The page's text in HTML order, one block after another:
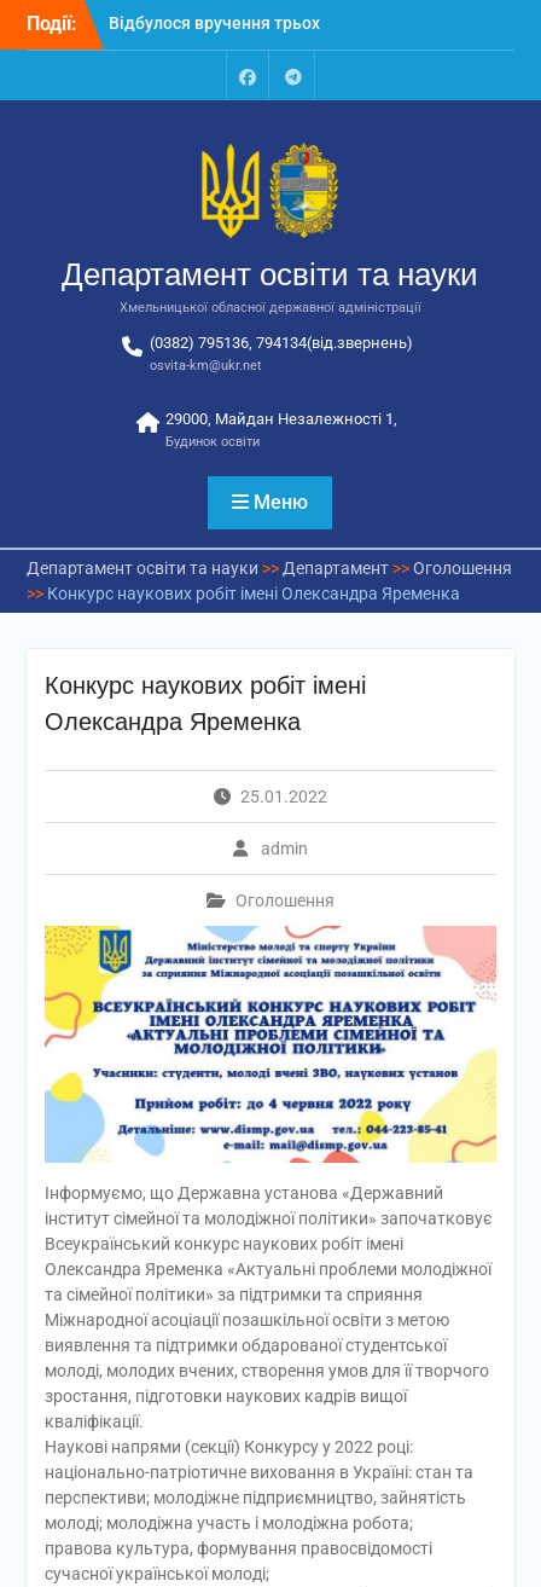
Перейти
Події:
Відбулося вручення трьох
автобусів для потреб
Відбулося засідання
освіти та науки обласної
державної адміністрації
Відбулась обласна
національно-патріотичне
виховання
FacebookTalegram
Департамент освіти та науки
Хмельницької обласної державної адміністрації
(0382) 795136, 794134(від.звернень)
osvita-km@ukr.net
29000, Майдан Незалежності 1,
Будинок освіти
Меню
Департамент освіти та науки >> Департамент>>Оголошення
>> Конкурс наукових робіт імені Олександра Яременка
Конкурс наукових робіт імені
Олександра Яременка
25.01.2022
admin
Оголошення
Інформуємо, що Державна установа «Державний
інститут сімейної та молодіжної політики» започатковує
Всеукраїнський конкурс наукових робіт імені
Олександра Яременка «Актуальні проблеми молодіжної
та сімейної політики» за підтримки та сприяння
Міжнародної асоціації позашкільної освіти з метою
виявлення та підтримки обдарованої студентської
молоді, молодих вчених, створення умов для її творчого
зростання, підготовки наукових кадрів вищої
кваліфікації.
Наукові напрями (секції) Конкурсу у 2022 році:
національно-патріотичне виховання в Україні: стан та
перспективи; молодіжне підприємництво, зайнятість
молоді; молодіжна участь і молодіжна робота;
правова культура, формування правосвідомості
сучасної української молоді;